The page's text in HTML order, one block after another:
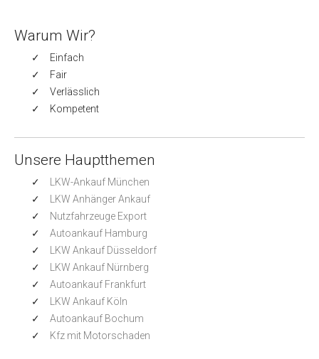
Warum Wir?
Einfach
Fair
Verlässlich
Kompetent
Unsere Hauptthemen
LKW-Ankauf München
LKW Anhänger Ankauf
Nutzfahrzeuge Export
Autoankauf Hamburg
LKW Ankauf Düsseldorf
LKW Ankauf Nürnberg
Autoankauf Frankfurt
LKW Ankauf Köln
Autoankauf Bochum
Kfz mit Motorschaden